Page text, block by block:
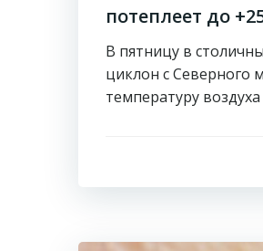
потеплеет до
В пятницу в
циклон с Северного
температуру